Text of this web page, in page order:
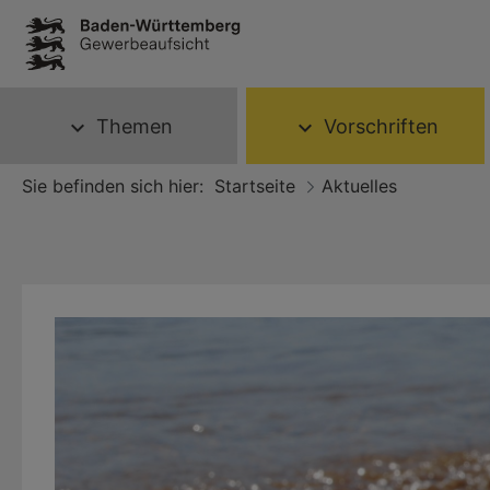
expand_more Themen expand_more Vorschriften
Sie befinden sich hier: Startseite Aktuelles